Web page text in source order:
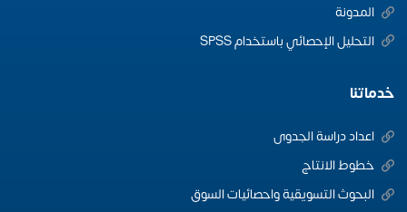
المدونة
التحليل الإحصائي باستخدام SPSS
خدماتنا
اعداد دراسة الجدوى
خطوط الانتاج
البحوث التسويقية واحصائيات السوق